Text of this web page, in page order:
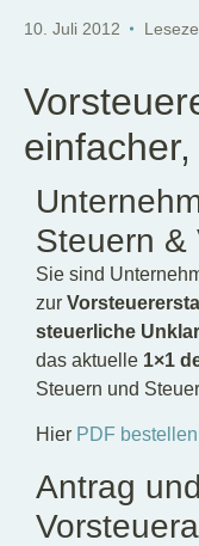
10. Juli 2012
Steuern &
Sie sind
zur
steuerliche
das aktuelle 1×1
Steuern und
Hier PDF bestellen
Antrag